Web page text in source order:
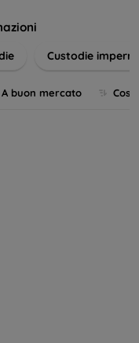
con le
Custodie
A buon mercato